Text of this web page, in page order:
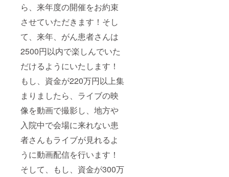
ら、来年度の開催をお約束
させていただきます！そし
て、来年、がん患者さんは
2500円以内で楽しんでいた
だけるようにいたします！
もし、資金が220万円以上集
まりましたら、ライブの映
像を動画で撮影し、地方や
入院中で会場に来れない患
者さんもライブが見れるよ
うに動画配信を行います！
そして、もし、資金が300万